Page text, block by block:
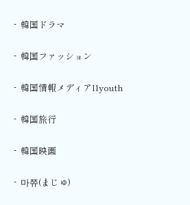
韓国ドラマ
韓国ファッション
韓国情報メディアllyouth
韓国旅行
韓国映画
마쮸(まじゅ)